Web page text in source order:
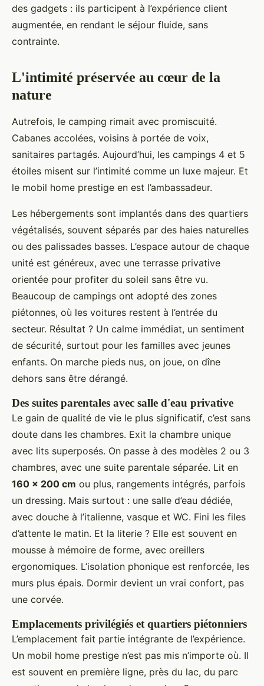
des gadgets : ils participent à l’expérience client
augmentée, en rendant le séjour fluide, sans
contrainte.
L'intimité préservée au cœur de la
nature
Autrefois, le camping rimait avec promiscuité.
Cabanes accolées, voisins à portée de voix,
sanitaires partagés. Aujourd’hui, les campings 4 et 5
étoiles misent sur l’intimité comme un luxe majeur. Et
le mobil home prestige en est l’ambassadeur.
Les hébergements sont implantés dans des quartiers
végétalisés, souvent séparés par des haies naturelles
ou des palissades basses. L’espace autour de chaque
unité est généreux, avec une terrasse privative
orientée pour profiter du soleil sans être vu.
Beaucoup de campings ont adopté des zones
piétonnes, où les voitures restent à l’entrée du
secteur. Résultat ? Un calme immédiat, un sentiment
de sécurité, surtout pour les familles avec jeunes
enfants. On marche pieds nus, on joue, on dîne
dehors sans être dérangé.
Des suites parentales avec salle d'eau privative
Le gain de qualité de vie le plus significatif, c’est sans
doute dans les chambres. Exit la chambre unique
avec lits superposés. On passe à des modèles 2 ou 3
chambres, avec une suite parentale séparée. Lit en
160 x 200 cm ou plus, rangements intégrés, parfois
un dressing. Mais surtout : une salle d’eau dédiée,
avec douche à l’italienne, vasque et WC. Fini les files
d’attente le matin. Et la literie ? Elle est souvent en
mousse à mémoire de forme, avec oreillers
ergonomiques. L’isolation phonique est renforcée, les
murs plus épais. Dormir devient un vrai confort, pas
une corvée.
Emplacements privilégiés et quartiers piétonniers
L’emplacement fait partie intégrante de l’expérience.
Un mobil home prestige n’est pas mis n’importe où. Il
est souvent en première ligne, près du lac, du parc